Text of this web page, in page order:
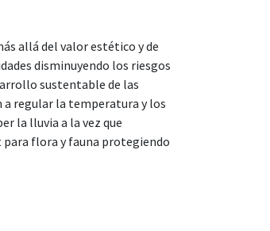
allá del valor estético y de
disminuyendo los riesgos
sustentable de las
a regular la temperatura y los
la lluvia a la vez que
flora y fauna protegiendo